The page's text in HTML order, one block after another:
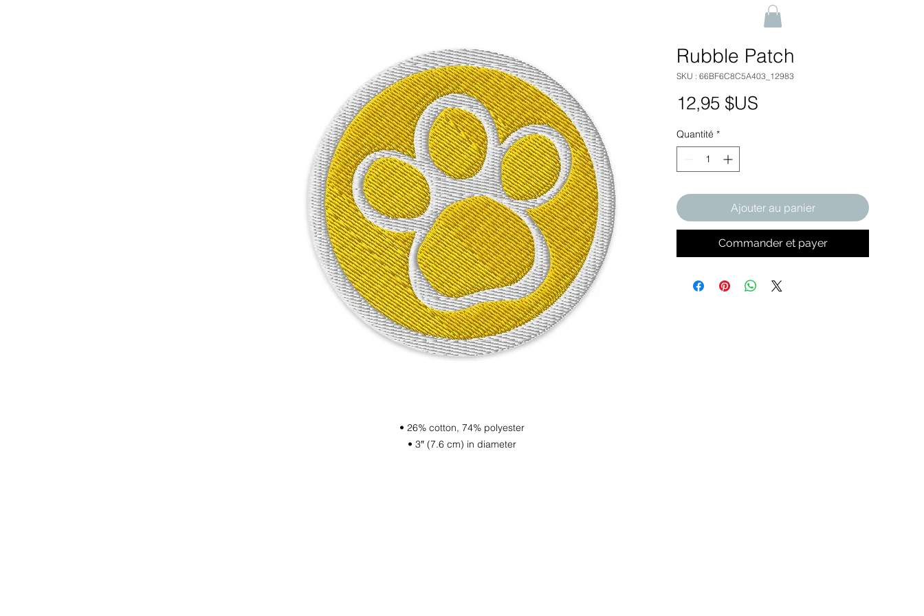
Rubble Patch
SKU : 66BF6C8C5A403_12983
12,95 $US
Quantité *
Ajouter au panier
Commander et payer
• 26% cotton, 74% polyester
• 3″ (7.6 cm) in diameter